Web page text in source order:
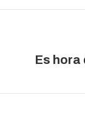
PublicaciónEs hora